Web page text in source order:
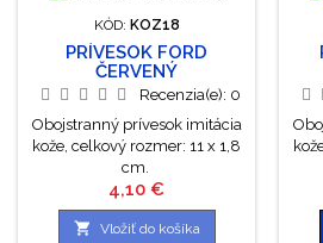
KÓD: KOZ18
PRÍVESOK FORD
ČERVENÝ
Recenzia(e): 0
Obojstranný prívesok imitácia
kože, celkový rozmer: 11 x 1,8
cm.
Cena
4,10 €
 Vložiť do košíka